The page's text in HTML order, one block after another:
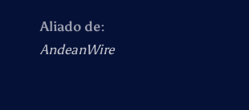
Aliado de:
AndeanWire